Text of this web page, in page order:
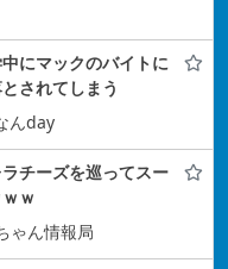
にマックのバイトに
されてしまう
んday
チーズを巡ってスー
ｗ
ゃん情報局